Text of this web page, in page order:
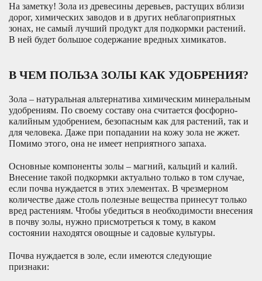
На заметку! Зола из древесины деревьев, растущих вблизи
дорог, химических заводов и в других неблагоприятных
зонах, не самый лучший продукт для подкормки растений.
В ней будет большое содержание вредных химикатов.
В ЧЕМ ПОЛЬЗА ЗОЛЫ КАК УДОБРЕНИЯ?
Зола – натуральная альтернатива химическим минеральным
удобрениям. По своему составу она считается фосфорно-
калийным удобрением, безопасным как для растений, так и
для человека. Даже при попадании на кожу зола не жжет.
Помимо этого, она не имеет неприятного запаха.
Основные компоненты золы – магний, кальций и калий.
Внесение такой подкормки актуально только в том случае,
если почва нуждается в этих элементах. В чрезмерном
количестве даже столь полезные вещества принесут только
вред растениям. Чтобы убедиться в необходимости внесения
в почву золы, нужно присмотреться к тому, в каком
состоянии находятся овощные и садовые культуры.
Почва нуждается в золе, если имеются следующие
признаки: